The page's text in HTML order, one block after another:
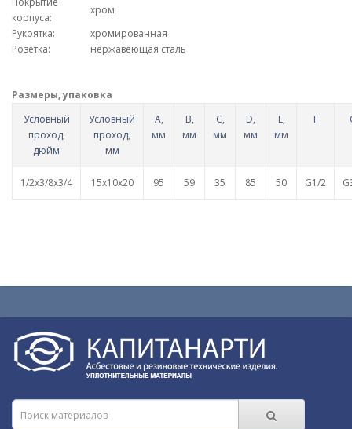
корпуса:
хром
Рукоятка:
хромированная
Розетка:
нержавеющая сталь
Размеры, упаковка
Условный
проход,
дюйм
Условный
проход,
мм
A,
мм
B,
мм
C,
мм
D,
мм
Е,
мм
F
1/2х3/8х3/4 15х10х20 95 59 35 85 50 G1/2